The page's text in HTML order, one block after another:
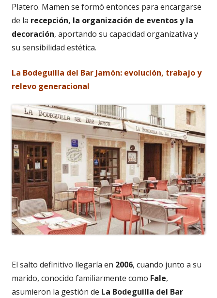
Platero. Mamen se formó entonces para encargarse
de la recepción, la organización de eventos y la
decoración, aportando su capacidad organizativa y
su sensibilidad estética.
La Bodeguilla del Bar Jamón: evolución, trabajo y
relevo generacional
El salto definitivo llegaría en 2006, cuando junto a su
marido, conocido familiarmente como Fale,
asumieron la gestión de La Bodeguilla del Bar